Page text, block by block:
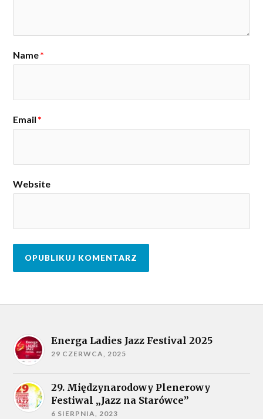
Name*
Email *
Website
Energa Ladies Jazz Festival 2025
29 CZERWCA, 2025
29. Międzynarodowy Plenerowy
Festiwal „Jazz na Starówce”
6 SIERPNIA, 2023